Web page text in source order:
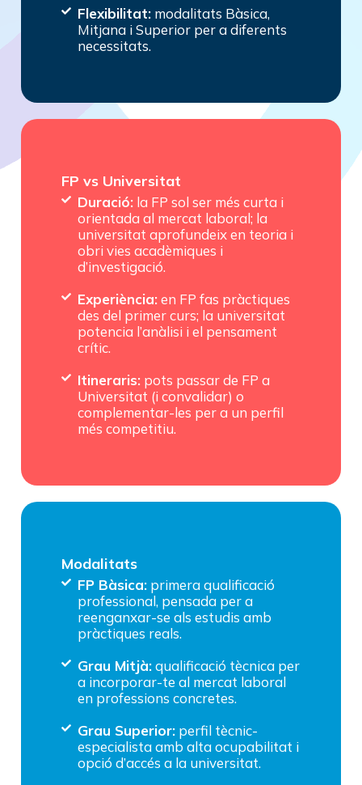
Flexibilitat: modalitats Bàsica,
Mitjana i Superior per a diferents
necessitats.
FP vs Universitat
Duració: la FP sol ser més curta i
orientada al mercat laboral; la
universitat aprofundeix en teoria i
obri vies acadèmiques i
d’investigació.
Experiència: en FP fas pràctiques
des del primer curs; la universitat
potencia l’anàlisi i el pensament
crític.
Itineraris: pots passar de FP a
Universitat (i convalidar) o
complementar-les per a un perfil
més competitiu.
Modalitats
FP Bàsica: primera qualificació
professional, pensada per a
reenganxar-se als estudis amb
pràctiques reals.
Grau Mitjà:qualificació tècnica per
a incorporar-te al mercat laboral
en professions concretes.
Grau Superior: perfil tècnic-
especialista amb alta ocupabilitat i
opció d’accés a la universitat.